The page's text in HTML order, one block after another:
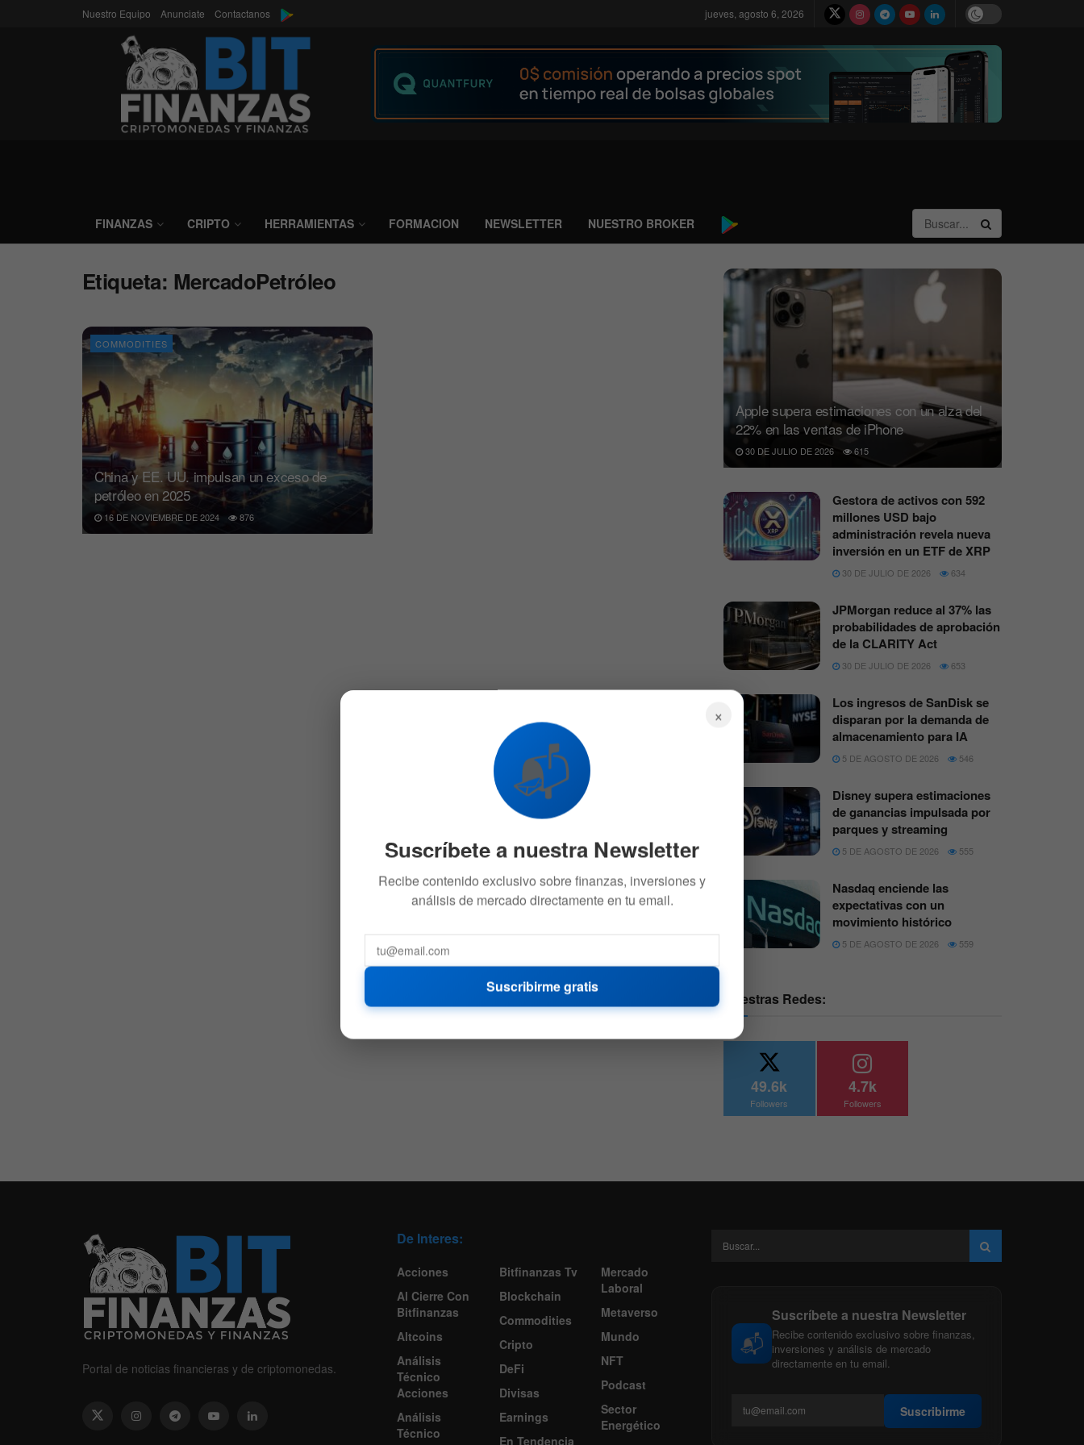
Nuestro Equipo Anunciate Contactanos jueves, agosto 6, 2026
FINANZAS CRIPTO HERRAMIENTAS FORMACION NEWSLETTER NUESTRO BROKER
Etiqueta: MercadoPetróleo
COMMODITIES
China y EE. UU. impulsan un exceso de
petróleo en 2025
16 DE NOVIEMBRE DE 2024 876
Apple supera estimaciones con un alza del
22% en las ventas de iPhone
30 DE JULIO DE 2026 615
Gestora de activos con 592
millones USD bajo
administración revela nueva
inversión en un ETF de XRP
30 DE JULIO DE 2026 634
JPMorgan reduce al 37% las
probabilidades de aprobación
de la CLARITY Act
30 DE JULIO DE 2026 653
Los ingresos de SanDisk se
disparan por la demanda de
almacenamiento para IA
5 DE AGOSTO DE 2026 546
Disney supera estimaciones
de ganancias impulsada por
parques y streaming
5 DE AGOSTO DE 2026 555
Nasdaq enciende las
expectativas con un
movimiento histórico
5 DE AGOSTO DE 2026 559
Nuestras Redes:
49.6k
Followers
4.7k
Followers
Portal de noticias financieras y de criptomonedas.
De Interes:
Acciones
Al Cierre Con
Bitfinanzas
Altcoins
Análisis
Técnico
Acciones
Análisis
Técnico
Bitfinanzas Tv
Blockchain
Commodities
Cripto
DeFi
Divisas
Earnings
En Tendencia
Mercado
Laboral
Metaverso
Mundo
NFT
Podcast
Sector
Energético
📬
Suscríbete a nuestra Newsletter
Recibe contenido exclusivo sobre finanzas,
inversiones y análisis de mercado
directamente en tu email.
Suscribirme
×
📬
Suscríbete a nuestra Newsletter
Recibe contenido exclusivo sobre finanzas, inversiones y
análisis de mercado directamente en tu email.
Suscribirme gratis